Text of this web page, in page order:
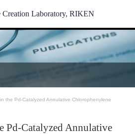
Creation Laboratory, RIKEN
the Pd-Catalyzed Annulative Chlorophenylene
Pd-Catalyzed Annulative